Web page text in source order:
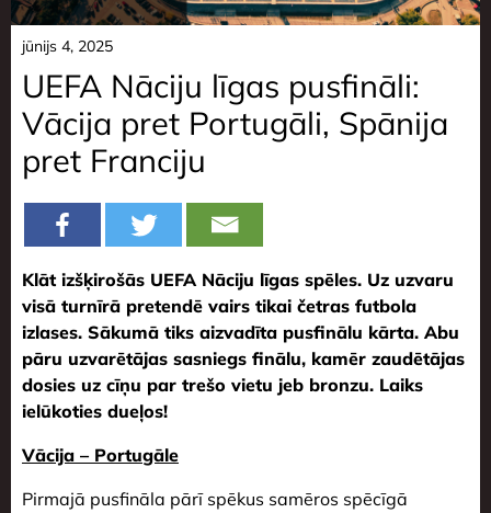
jūnijs 4, 2025
UEFA Nāciju līgas pusfināli:
Vācija pret Portugāli, Spānija
pret Franciju
Klāt izšķirošās UEFA Nāciju līgas spēles. Uz uzvaru
visā turnīrā pretendē vairs tikai četras futbola
izlases. Sākumā tiks aizvadīta pusfinālu kārta. Abu
pāru uzvarētājas sasniegs finālu, kamēr zaudētājas
dosies uz cīņu par trešo vietu jeb bronzu. Laiks
ielūkoties dueļos!
Vācija – Portugāle
Pirmajā pusfināla pārī spēkus samēros spēcīgā